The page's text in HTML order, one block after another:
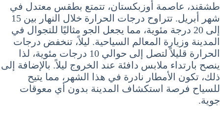
طشقند، عاصمة أوزبكستان، تتمتع بطقس معتدل في
شهر أبريل. تتراوح درجات الحرارة خلال النهار بين 15
إلى 20 درجة مئوية، مما يجعل الجو مثاليًا للتجوال في
المدينة وزيارة المعالم السياحية. ليلاً، تنخفض درجات
الحرارة قليلاً لتصل إلى حوالي 10 درجات مئوية، لذا
ينصح بارتداء ملابس دافئة عند الخروج ليلاً. بالإضافة إلى
ذلك، تكون الأمطار نادرة في هذا الشهر، مما يتيح
للسياح فرصة استكشاف المدينة بدون أي معوقات
جوية.